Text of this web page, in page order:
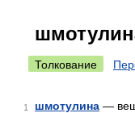
Толкование
1 шмотулина —